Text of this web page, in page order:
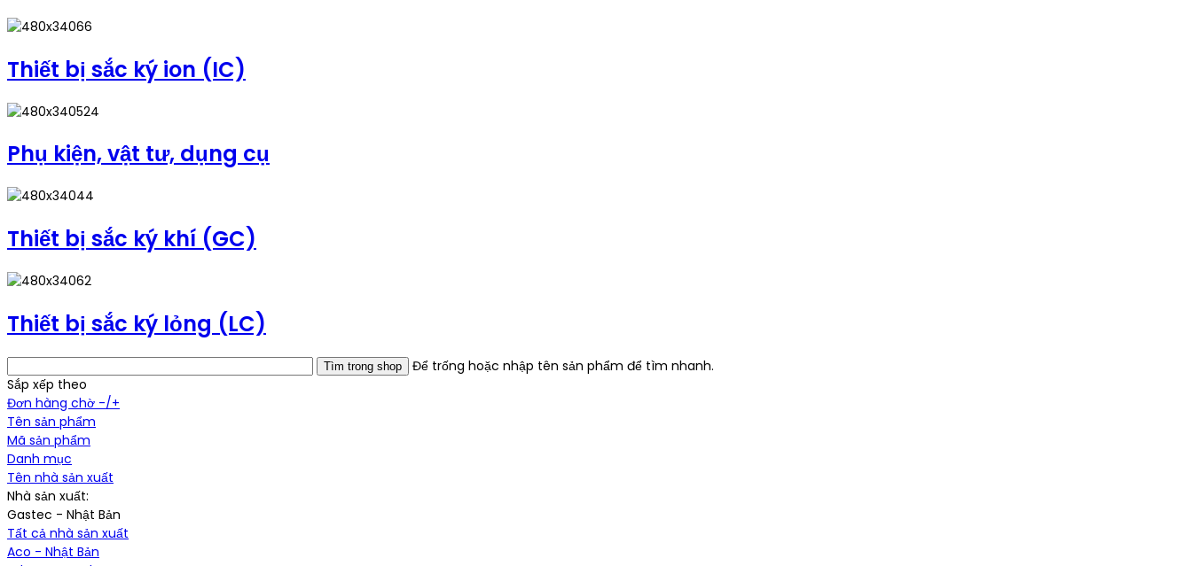
Thiết bị sắc ký ion (IC)
Phụ kiện, vật tư, dụng cụ
Thiết bị sắc ký khí (GC)
Thiết bị sắc ký lỏng (LC)
Để trống hoặc nhập tên sản phẩm để tìm nhanh.
Sắp xếp theo
Đơn hàng chờ -/+
Tên sản phẩm
Mã sản phẩm
Danh mục
Tên nhà sản xuất
Nhà sản xuất:
Gastec - Nhật Bản
Tất cả nhà sản xuất
Aco - Nhật Bản